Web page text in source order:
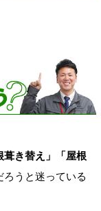
葺き替え」「屋根
うと迷っている